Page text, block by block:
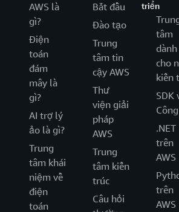
AWS là
gì?
Điện
toán
đám
mây là
gì?
AI trợ lý
ảo là gì?
Trung
tâm khái
niệm về
điện
toán
Bắt đầu
Đào tạo
Trung
tâm tin
cậy AWS
Thư
viện giải
pháp
AWS
Trung
tâm kiến
trúc
Câu hỏi
triển
tâm
dành
cho
kiến
SDK
.NET
trên
AWS
trên
AWS